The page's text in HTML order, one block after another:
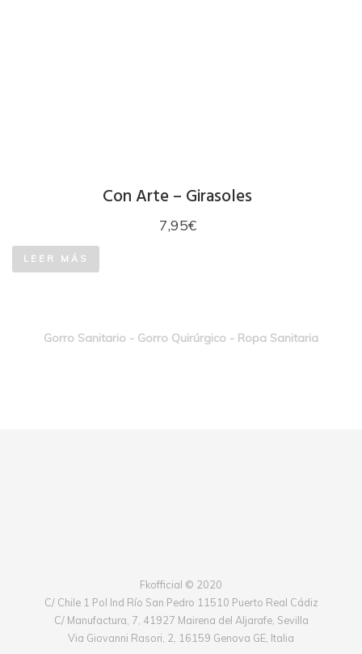
Con Arte – Girasoles
7,95€
LEER MÁS
Gorro Sanitario - Gorro Quirúrgico - Ropa Sanitaria
Fkofficial © 2020
C/ Chile 1 Pol Ind Río San Pedro 11510 Puerto Real Cádiz
C/ Manufactura, 7, 41927 Mairena del Aljarafe, Sevilla
Via Giovanni Rasori, 2, 16159 Genova GE, Italia